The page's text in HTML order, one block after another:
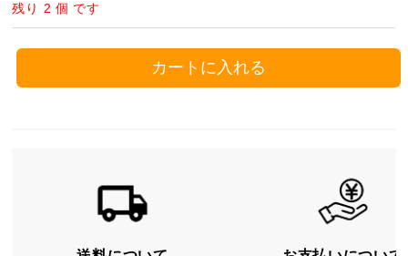
残り 2 個 です
カートに入れる